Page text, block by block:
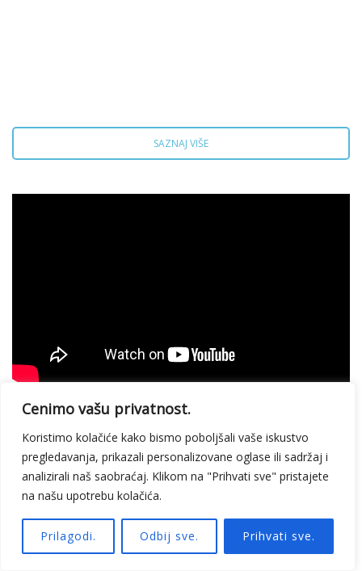
Cenimo vašu privatnost.
Koristimo kolačiće kako bismo poboljšali vaše iskustvo
pregledavanja, prikazali personalizovane oglase ili sadržaj i
analizirali naš saobraćaj. Klikom na "Prihvati sve" pristajete
na našu upotrebu kolačića.
Prilagodi. Odbij sve. Prihvati sve.
SAZNAJ VIŠE